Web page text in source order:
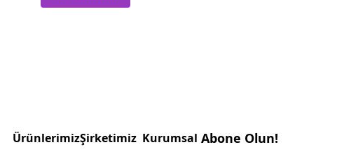
ÜrünlerimizŞirketimiz Kurumsal Abone Olun!